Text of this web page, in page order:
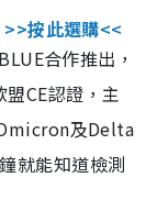
>>按此選購<<
合作推出，
CE認證，主
及Delta
就能知道檢測